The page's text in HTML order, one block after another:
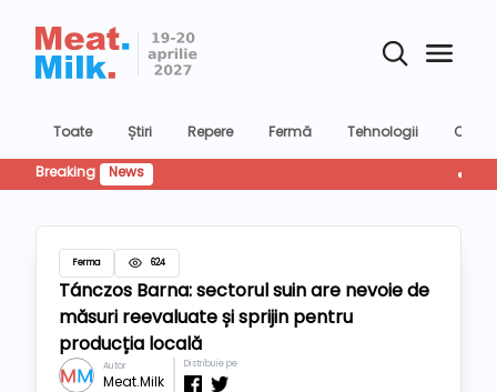
Toate Știri Repere Fermă Tehnologii
Breaking News
Ferma 624
Tánczos Barna: sectorul suin are nevoie de
măsuri reevaluate și sprijin pentru
producția locală
Autor
Meat.Milk
Distribuie pe